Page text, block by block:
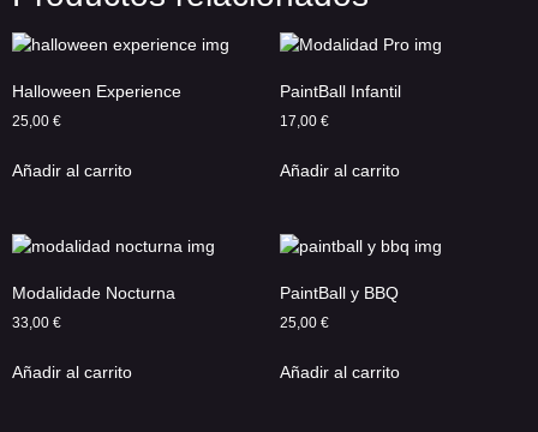
Halloween Experience
25,00 €
Añadir al carrito
PaintBall Infantil
17,00 €
Añadir al carrito
Modalidade Nocturna
33,00 €
Añadir al carrito
PaintBall y BBQ
25,00 €
Añadir al carrito